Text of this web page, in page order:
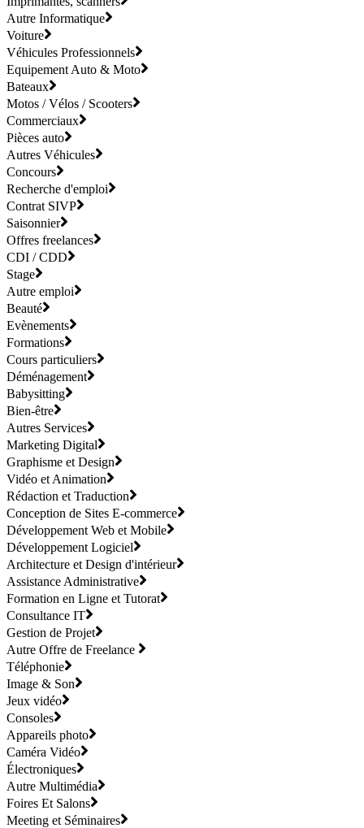
Autre Informatique
Voiture
Véhicules Professionnels
Equipement Auto & Moto
Bateaux
Motos / Vélos / Scooters
Commerciaux
Pièces auto
Autres Véhicules
Concours
Recherche d'emploi
Contrat SIVP
Saisonnier
Offres freelances
CDI / CDD
Stage
Autre emploi
Beauté
Evènements
Formations
Cours particuliers
Déménagement
Babysitting
Bien-être
Autres Services
Marketing Digital
Graphisme et Design
Vidéo et Animation
Rédaction et Traduction
Conception de Sites E-commerce
Développement Web et Mobile
Développement Logiciel
Architecture et Design d'intérieur
Assistance Administrative
Formation en Ligne et Tutorat
Consultance IT
Gestion de Projet
Autre Offre de Freelance
Téléphonie
Image & Son
Jeux vidéo
Consoles
Appareils photo
Caméra Vidéo
Électroniques
Autre Multimédia
Foires Et Salons
Meeting et Séminaires